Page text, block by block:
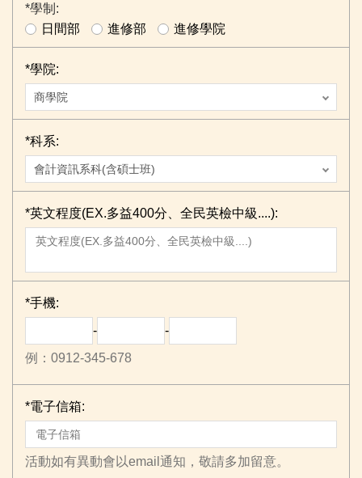
*學制:
日間部
進修部 進修學院
*學院:
*科系:
*英文程度(EX.多益400分、全民英檢中級....):
*手機:
-
-
例：0912-345-678
*電子信箱:
活動如有異動會以email通知，敬請多加留意。